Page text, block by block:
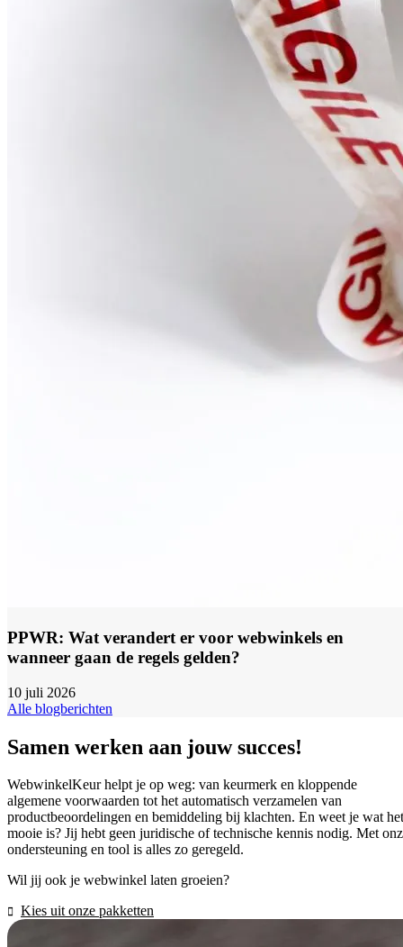
PPWR: Wat verandert er voor webwinkels en
wanneer gaan de regels gelden?
10 juli 2026
Alle blogberichten
Samen werken aan jouw succes!
WebwinkelKeur helpt je op weg: van keurmerk en kloppende
algemene voorwaarden tot het automatisch verzamelen van
productbeoordelingen en bemiddeling bij klachten. En weet je wat het
mooie is? Jij hebt geen juridische of technische kennis nodig. Met
ondersteuning en tool is alles zo geregeld.
Wil jij ook je webwinkel laten groeien?
Kies uit onze pakketten